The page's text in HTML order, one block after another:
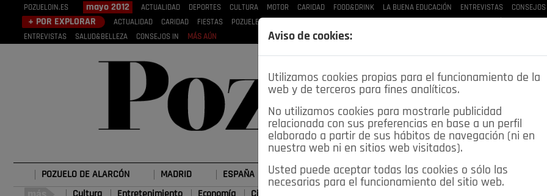
POZUELOIN.ES mayo 2012 ACTUALIDAD DEPORTES CULTURA MOTOR CARIDAD FOOD&DRINK LA BUENA EDUCACIÓN ENTREVISTAS
+ POR EXPLORAR ACTUALIDAD CARIDAD FIESTAS POZUELEROS
ENTREVISTAS
SALUD&BELLEZA CONSEJOS IN MÁS AÚN
POZUELO DE ALARCÓN MADRID ESPAÑA DEPORTES OPINIÓN IN SALUD 🔴 EN DIRECTO
Aviso de cookies:
Utilizamos cookies propias para el funcionamiento de la
web y de terceros para fines analíticos.
No utilizamos cookies para mostrarle publicidad
relacionada con sus preferencias en base a un perfil
elaborado a partir de sus hábitos de navegación (ni en
nuestra web ni en sitios web visitados).
Usted puede aceptar todas las cookies o sólo las
necesarias para el funcionamiento del sitio web.